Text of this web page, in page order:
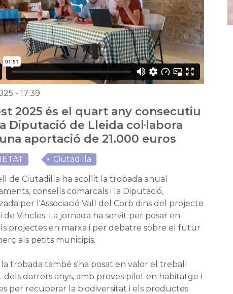
- 17:39
2025 és el quart any consecutiu
Diputació de Lleida col·labora
aportació de 21.000 euros
Ciutadilla
de Ciutadilla ha acollit la trobada anual
consells comarcals i la Diputació,
per l'Associació Vall del Corb dins del projecte
de Vincles. La jornada ha servit per posar en
projectes en marxa i per debatre sobre el futur
als petits municipis.
trobada també s'ha posat en valor el treball
darrers anys, amb proves pilot en habitatge i
per recuperar la biodiversitat i els productes